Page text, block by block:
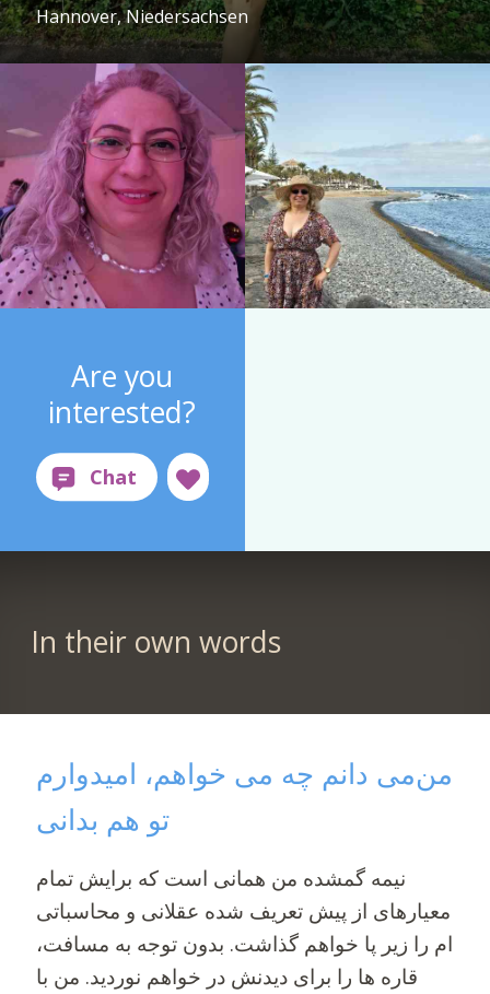
Hannover, Niedersachsen
Are you
interested?
In their own words
من‌می دانم چه می خواهم، امیدوارم
تو هم بدانی
نیمه گمشده من همانی است که برایش تمام
معیارهای از پیش تعریف شده عقلانی و محاسباتی
ام را زیر پا خواهم گذاشت. بدون توجه به مسافت،
قاره ها را برای دیدنش در خواهم نوردید. من با